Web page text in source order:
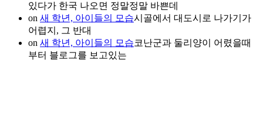
있다가 한국 나오면 정말정말 바쁜데
on 새 학년, 아이들의 모습시골에서 대도시로 나가기가
어렵지, 그 반대
on 새 학년, 아이들의 모습코난군과 둘리양이 어렸을때
부터 블로그를 보고있는